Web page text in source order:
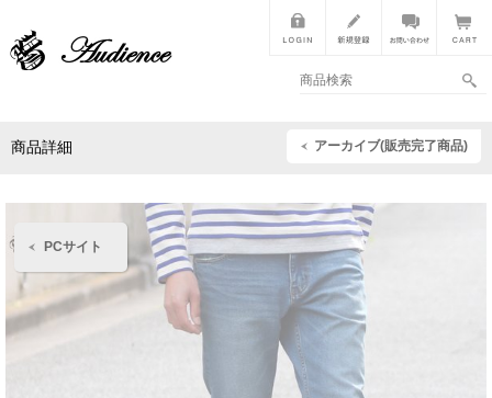
PCサイト
商品詳細 アーカイブ(販売完了商品)